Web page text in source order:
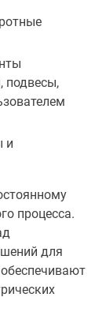
подвесы,
и
процесса.
для